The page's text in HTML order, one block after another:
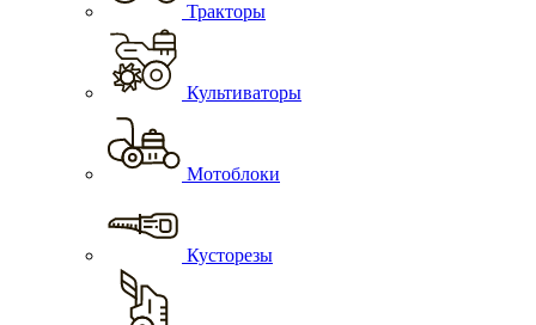
Тракторы
Культиваторы
Мотоблоки
Кусторезы